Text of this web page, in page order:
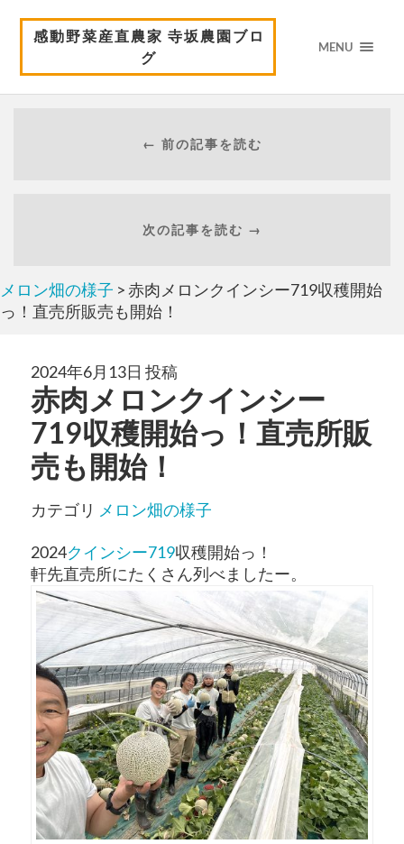
感動野菜産直農家 寺坂農園ブロ
グ
MENU
← 前の記事を読む
次の記事を読む →
メロン畑の様子 > 赤肉メロンクインシー719収穫開始
っ！直売所販売も開始！
2024年6月13日 投稿
赤肉メロンクインシー
719収穫開始っ！直売所販
売も開始！
カテゴリ メロン畑の様子
2024クインシー719収穫開始っ！
軒先直売所にたくさん列べましたー。